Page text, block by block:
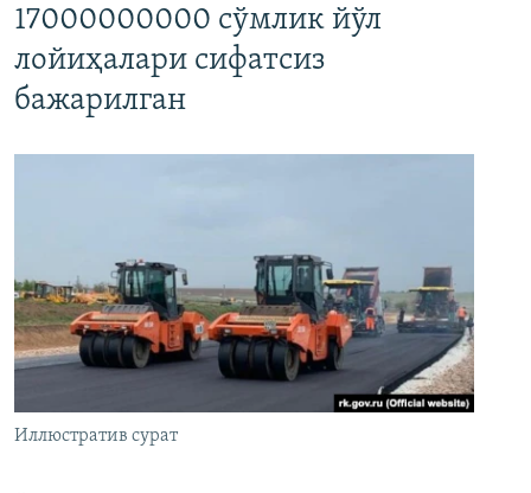
17000000000 сўмлик йўл
лойиҳалари сифатсиз
бажарилган
Иллюстратив сурат